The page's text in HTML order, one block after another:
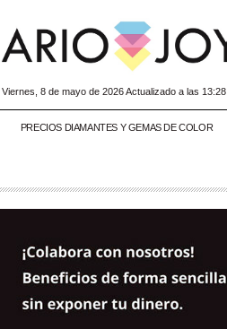
viernes, 8 de mayo de 2026 Actualizado a las 13:28
PRECIOS DIAMANTES Y GEMAS DE COLOR